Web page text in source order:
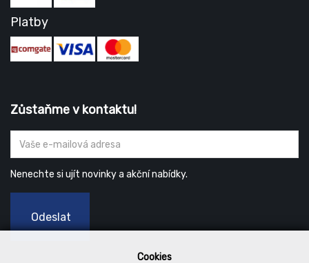
Cookies
Platby
Zůstaňme v kontaktu!
Nenechte si ujít novinky a akční nabídky.
Odeslat